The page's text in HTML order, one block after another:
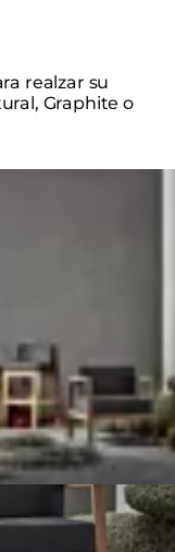
realzar su
Graphite o